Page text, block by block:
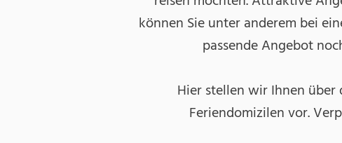
können Sie unter anderem bei
passende Angebot
Hier stellen wir Ihnen über
Feriendomizilen vor.